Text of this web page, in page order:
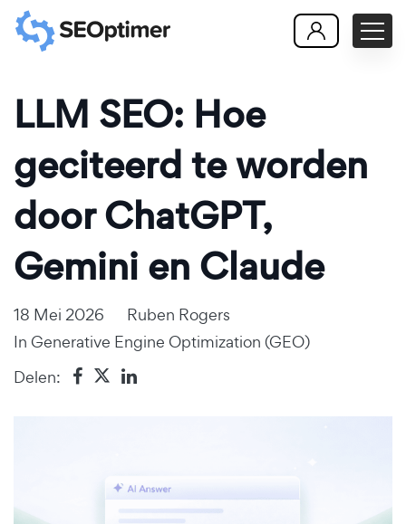
LLM SEO: Hoe
geciteerd te worden
door ChatGPT,
Gemini en Claude
18 Mei 2026
Ruben Rogers
In Generative Engine Optimization (GEO)
Delen: